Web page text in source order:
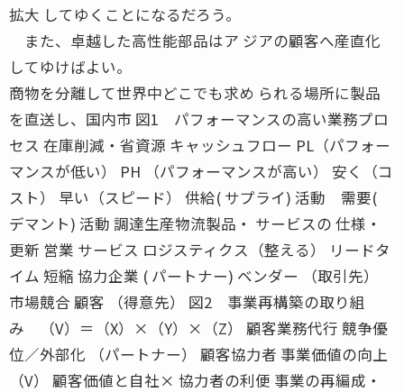
拡大 してゆくことになるだろう。
また、卓越した高性能部品はア ジアの顧客へ産直化
してゆけばよい。
商物を分離して世界中どこでも求め られる場所に製品
を直送し、国内市 図1 パフォーマンスの高い業務プロ
セス 在庫削減・省資源 キャッシュフロー PL（パフォー
マンスが低い） PH （パフォーマンスが高い） 安く（コ
スト） 早い（スピード） 供給( サプライ) 活動 需要(
デマント) 活動 調達生産物流製品・ サービスの 仕様・
更新 営業 サービス ロジスティクス（整える） リードタ
イム 短縮 協力企業 ( パートナー) ベンダー （取引先）
市場競合 顧客 （得意先） 図2 事業再構築の取り組
み （V）＝（X）×（Y）×（Z） 顧客業務代行 競争優
位／外部化 （パートナー） 顧客協力者 事業価値の向上
（V） 顧客価値と自社× 協力者の利便 事業の再編成・